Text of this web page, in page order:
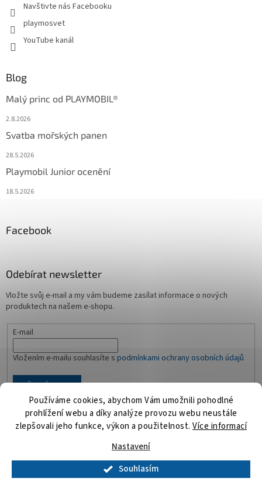
Používáme cookies, abychom Vám umožnili pohodlné
prohlížení webu a díky analýze provozu webu neustále
zlepšovali jeho funkce, výkon a použitelnost. Více informací
Nastavení
Souhlasím
Navštivte nás Facebooku
playmosvet
YouTube kanál
Blog
Malý princ od PLAYMOBIL®
2.8.2026
Svatba mořských panen
28.5.2026
Playmobil Junior ocenění
18.5.2026
Facebook
Odebírat newsletter
Vložte svůj e-mail a my vám budeme zasílat informace o nových
produktech na našem e-shopu.
E-mail
Vložením e-mailu souhlasíte s podmínkami ochrany osobních údajů
PŘIHLÁSIT SE
Playmosvět.cz. Všechna práva vyhrazena.